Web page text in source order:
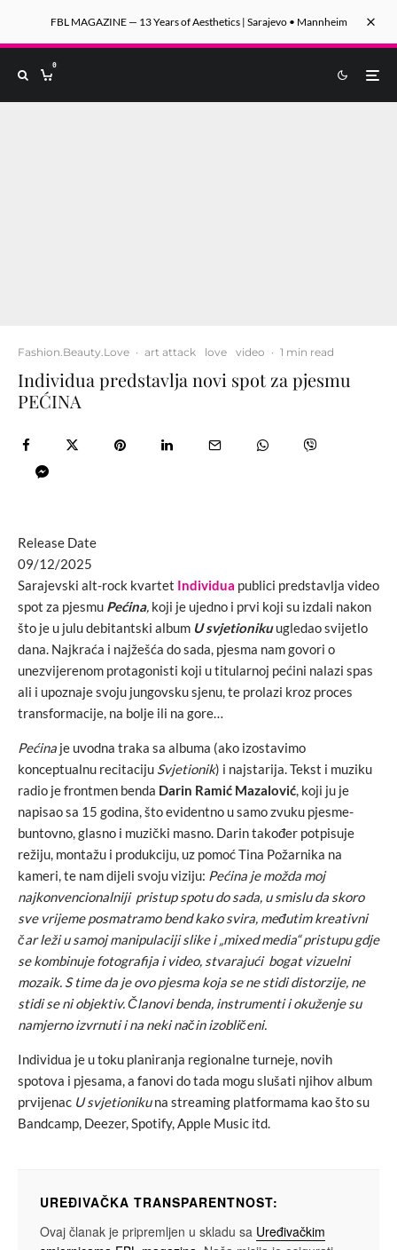
FBL MAGAZINE — 13 Years of Aesthetics | Sarajevo • Mannheim
0
Fashion.Beauty.Love · art attack love video · 1 min read
Individua predstavlja novi spot za pjesmu
PEĆINA
Release Date
09/12/2025
Sarajevski alt-rock kvartet Individua publici predstavlja video
spot za pjesmu Pećina, koji je ujedno i prvi koji su izdali nakon
što je u julu debitantski album U svjetioniku ugledao svijetlo
dana. Najkraća i najžešća do sada, pjesma nam govori o
unezvijerenom protagonisti koji u titularnoj pećini nalazi spas
ali i upoznaje svoju jungovsku sjenu, te prolazi kroz proces
transformacije, na bolje ili na gore…
Pećina je uvodna traka sa albuma (ako izostavimo
konceptualnu recitaciju Svjetionik) i najstarija. Tekst i muziku
radio je frontmen benda Darin Ramić Mazalović, koji ju je
napisao sa 15 godina, što evidentno u samo zvuku pjesme-
buntovno, glasno i muzički masno. Darin također potpisuje
režiju, montažu i produkciju, uz pomoć Tina Požarnika na
kameri, te nam dijeli svoju viziju: Pećina je možda moj
najkonvencionalniji pristup spotu do sada, u smislu da skoro
sve vrijeme posmatramo bend kako svira, međutim kreativni
čar leži u samoj manipulaciji slike i „mixed media“ pristupu gdje
se kombinuje fotografija i video, stvarajući bogat vizuelni
mozaik. S time da je ovo pjesma koja se ne stidi distorzije, ne
stidi se ni objektiv. Članovi benda, instrumenti i okuženje su
namjerno izvrnuti i na neki način izobličeni.
Individua je u toku planiranja regionalne turneje, novih
spotova i pjesama, a fanovi do tada mogu slušati njihov album
prvijenac U svjetionikuna streaming platformama kao što su
Bandcamp, Deezer, Spotify, Apple Music itd.
UREĐIVAČKA TRANSPARENTNOST:
Ovaj članak je pripremljen u skladu sa Uređivačkim